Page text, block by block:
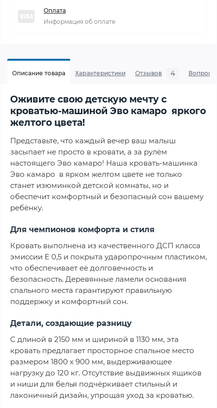
Оплата
Информация об оплате
Описание товара Характеристики Отзывов 4 Вопросы
Оживите свою детскую мечту с
кроватью-машиной Эво камаро яркого
желтого цвета!
Представьте, что каждый вечер ваш малыш
засыпает не просто в кровати, а за рулём
настоящего Эво камаро! Наша кровать-машинка
Эво камаро в ярком желтом цвете не только
станет изюминкой детской комнаты, но и
обеспечит комфортный и безопасный сон вашему
ребёнку.
Для чемпионов комфорта и стиля
Кровать выполнена из качественного ДСП класса
эмиссии Е 0,5 и покрыта ударопрочным пластиком,
что обеспечивает её долговечность и
безопасность. Деревянные ламели основания
спального места гарантируют правильную
поддержку и комфортный сон.
Детали, создающие разницу
С длиной в 2150 мм и шириной в 1130 мм, эта
кровать предлагает просторное спальное место
размером 1800 х 900 мм, выдерживающее
нагрузку до 120 кг. Отсутствие выдвижных ящиков
и ниши для белья подчёркивает стильный и
лаконичный дизайн, упрощая уход за кроватью.